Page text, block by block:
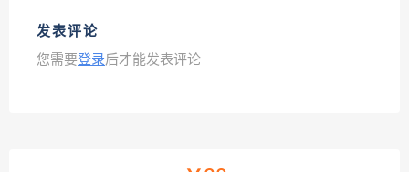
发表评论
您需要登录后才能发表评论